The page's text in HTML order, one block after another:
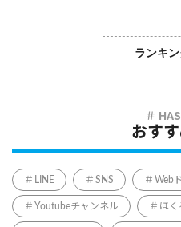
ランキ
おす
LINE SNS Web
Youtubeチャンネル ほく